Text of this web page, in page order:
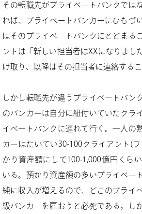
その転職先がプライベートバンクでは
れば、プライベートバンカーにひもづ
はそのプライベートバンクにとどまる
ントは「新しい担当者はXXになりまし
け取り、以降はその担当者に連絡するこ
しかし転職先が違うプライベートバン
のバンカーは自分に紐付いていたクラ
イベートバンクに連れて行く。一人の
カーはたいてい30-100クライアント(
かり資産額にして100-1,000億円くら
いる。預かり資産額の多いプライベー
純に収入が増えるので、どこのプライ
級バンカーを雇おうと必死である。し